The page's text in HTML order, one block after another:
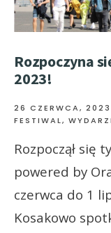
Rozpoczyna
2023!
26 CZERWCA, 2023
FESTIWAL,
Rozpoczął się
powered by
czerwca do 1
Kosakowo